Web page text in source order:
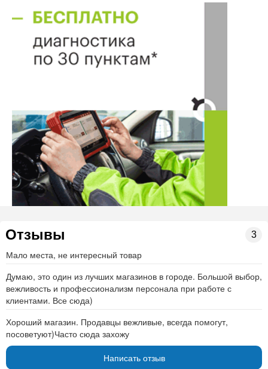
Отзывы 3
Мало места, не интересный товар
Думаю, это один из лучших магазинов в городе. Большой выбор,
вежливость и профессионализм персонала при работе с
клиентами. Все сюда)
Хороший магазин. Продавцы вежливые, всегда помогут,
посоветуют)Часто сюда захожу
Написать отзыв